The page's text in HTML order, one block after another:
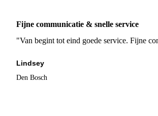
Fijne communicatie & snelle service
"Van begint tot eind goede service. Fijne
Lindsey
Den Bosch